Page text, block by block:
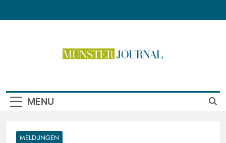
MENU
MELDUNGEN